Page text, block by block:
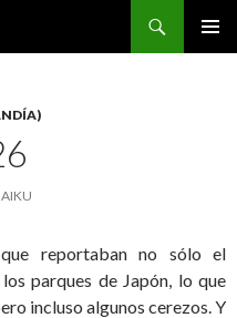
reportaban no sólo el
parques de Japón, lo que
incluso algunos cerezos. Y